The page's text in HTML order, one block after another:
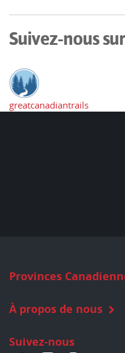
Suivez-nous
greatcanadiantrails
Provinces
À propos de nous
Suivez-nous